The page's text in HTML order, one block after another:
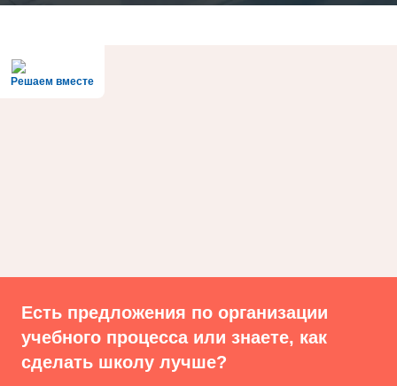
Решаем вместе
Есть предложения по организации
учебного процесса или знаете, как
сделать школу лучше?